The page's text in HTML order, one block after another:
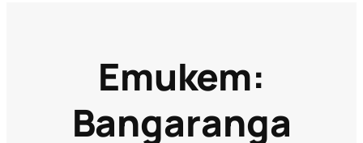
Етикет:
Bangaranga